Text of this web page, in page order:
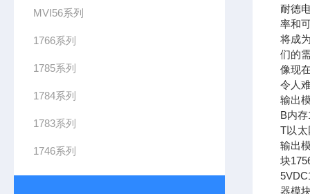
MVI56系列
1766系列
1785系列
1784系列
1783系列
1746系列
耐德
率和
将成
们的
像现
令人
输出
B内
T以太
输出
块
器模